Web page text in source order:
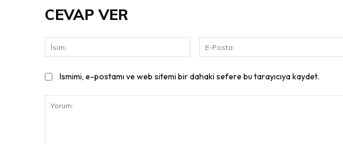
CEVAP VER
Ismimi, e-postamı ve web sitemi bir dahaki sefere bu tarayıcıya kaydet.